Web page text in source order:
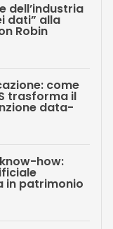
dell’industria
dati” alla
Robin
come
trasforma il
data-
how:
in patrimonio